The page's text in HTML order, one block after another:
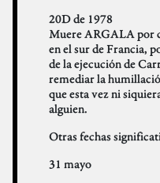
20D de 1978
Muere ARGALA por
en el sur de Francia,
de la ejecución de
remediar la
que esta vez ni
alguien.
Otras fechas
31 mayo